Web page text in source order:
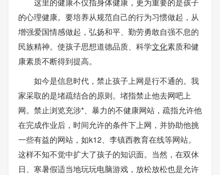
的心理健康。要培养从规范自己的行为习惯做起，从
增强爱国情感做起，弘扬和平、勤劳勇敢自强不息的
民族精神。使孩子思想道德品质、科学文化素质和健
康素质不断得到提高。
如今是信息时代，禁止孩子上网是行不通的。我
家采取的是堵疏结合的原则。堵指禁止他去网吧上
网。禁止浏览充涉*、暴力的不健康网站，疏指允许他
在完成作业后，时间允许的条件下上网，并协助他挑
一些有益的网站，如k12、李镇西教育在线等网站。
这样不知不觉中扩大了孩子的知识面。当然，在双休
日、寒暑假适当地玩玩电脑游戏，放松放松也是允许